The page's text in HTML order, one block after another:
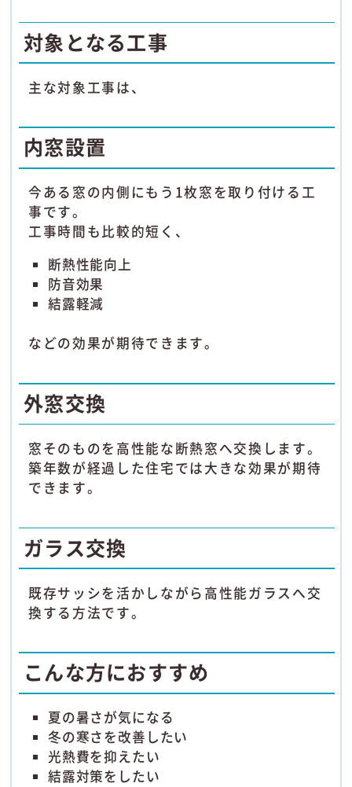
対象となる工事
主な対象工事は、
内窓設置
今ある窓の内側にもう1枚窓を取り付ける工
事です。
工事時間も比較的短く、
断熱性能向上
防音効果
結露軽減
などの効果が期待できます。
外窓交換
窓そのものを高性能な断熱窓へ交換します。
築年数が経過した住宅では大きな効果が期待
できます。
ガラス交換
既存サッシを活かしながら高性能ガラスへ交
換する方法です。
こんな方におすすめ
夏の暑さが気になる
冬の寒さを改善したい
光熱費を抑えたい
結露対策をしたい